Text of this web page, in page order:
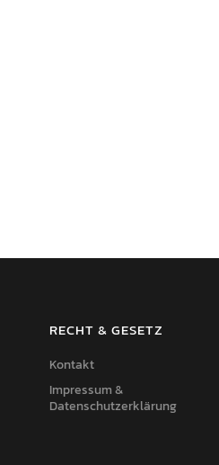
RECHT & GESETZ
Kontakt
Impressum &
Datenschutzerklärung